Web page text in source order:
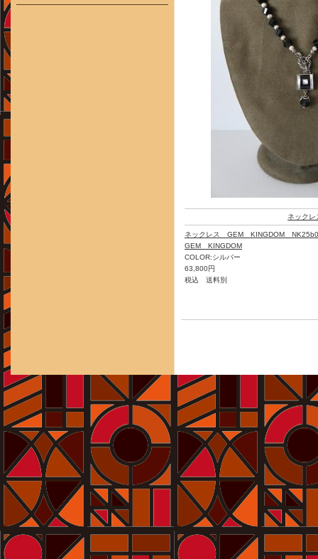
ネックレ
ネックレス GEM KINGDOM
GEM KINGDOM
COLOR:シルバー
63,800円
税込 送料別